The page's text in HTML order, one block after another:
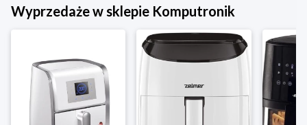
Wyprzedaże w sklepie Komputronik